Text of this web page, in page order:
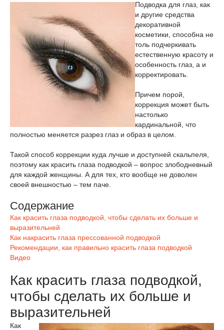
Подводка для глаз, как
и другие средства
декоративной
косметики, способна не
толь подчеркивать
естественную красоту и
особенность глаз, а и
корректировать.
Причем порой,
коррекция может быть
настолько
кардинальной, что
полностью меняется разрез глаз и образ в целом.
Такой способ коррекции куда лучше и доступней скальпеля,
поэтому как красить глаза подводкой – вопрос злободневный
для каждой женщины. А для тех, кто вообще не доволен
своей внешностью – тем паче.
Содержание
Как красить глаза подводкой, чтобы сделать их больше и
выразительней
Как накрасить глаза прессованной подводкой
Рекомендации, как правильно красить глаза подводкой
Видео
Как красить глаза подводкой,
чтобы сделать их больше и
выразительней
Как